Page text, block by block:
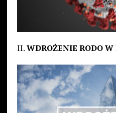
II.WDROŻENIE RODO W